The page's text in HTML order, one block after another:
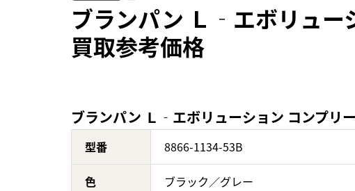
ブランパン Ｌ‐エボリュー
買取参考価格
ブランパン Ｌ‐エボリューション コンプリ
型番 8866-1134-53B
色 ブラック／グレー